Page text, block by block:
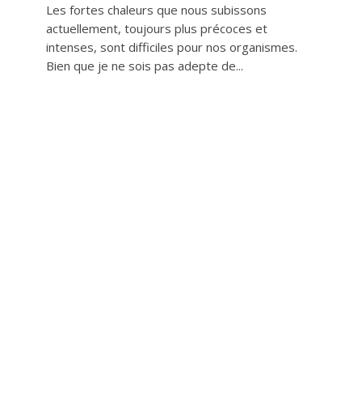
Les fortes chaleurs que nous subissons
actuellement, toujours plus précoces et
intenses, sont difficiles pour nos organismes.
Bien que je ne sois pas adepte de...